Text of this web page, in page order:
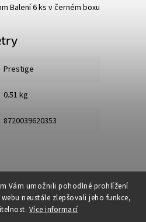
Vám umožnili pohodlné prohlížení
neustále zlepšovali jeho funkce,
Více informací
Balení 6 ks v černém boxu
Prestige
0.51 kg
8720039620353